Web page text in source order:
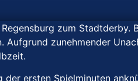
zum
zunehmender
ersten Spielminuten